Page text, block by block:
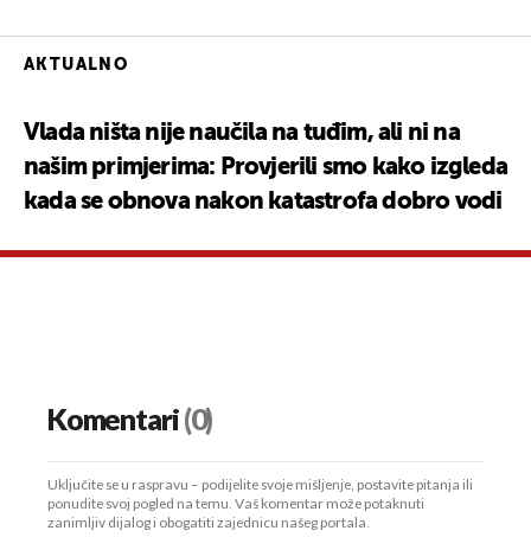
AKTUALNO
Vlada ništa nije naučila na tuđim, ali ni na
našim primjerima: Provjerili smo kako izgleda
kada se obnova nakon katastrofa dobro vodi
Komentari(0)
Uključite se u raspravu – podijelite svoje mišljenje, postavite pitanja ili
ponudite svoj pogled na temu. Vaš komentar može potaknuti
zanimljiv dijalog i obogatiti zajednicu našeg portala.